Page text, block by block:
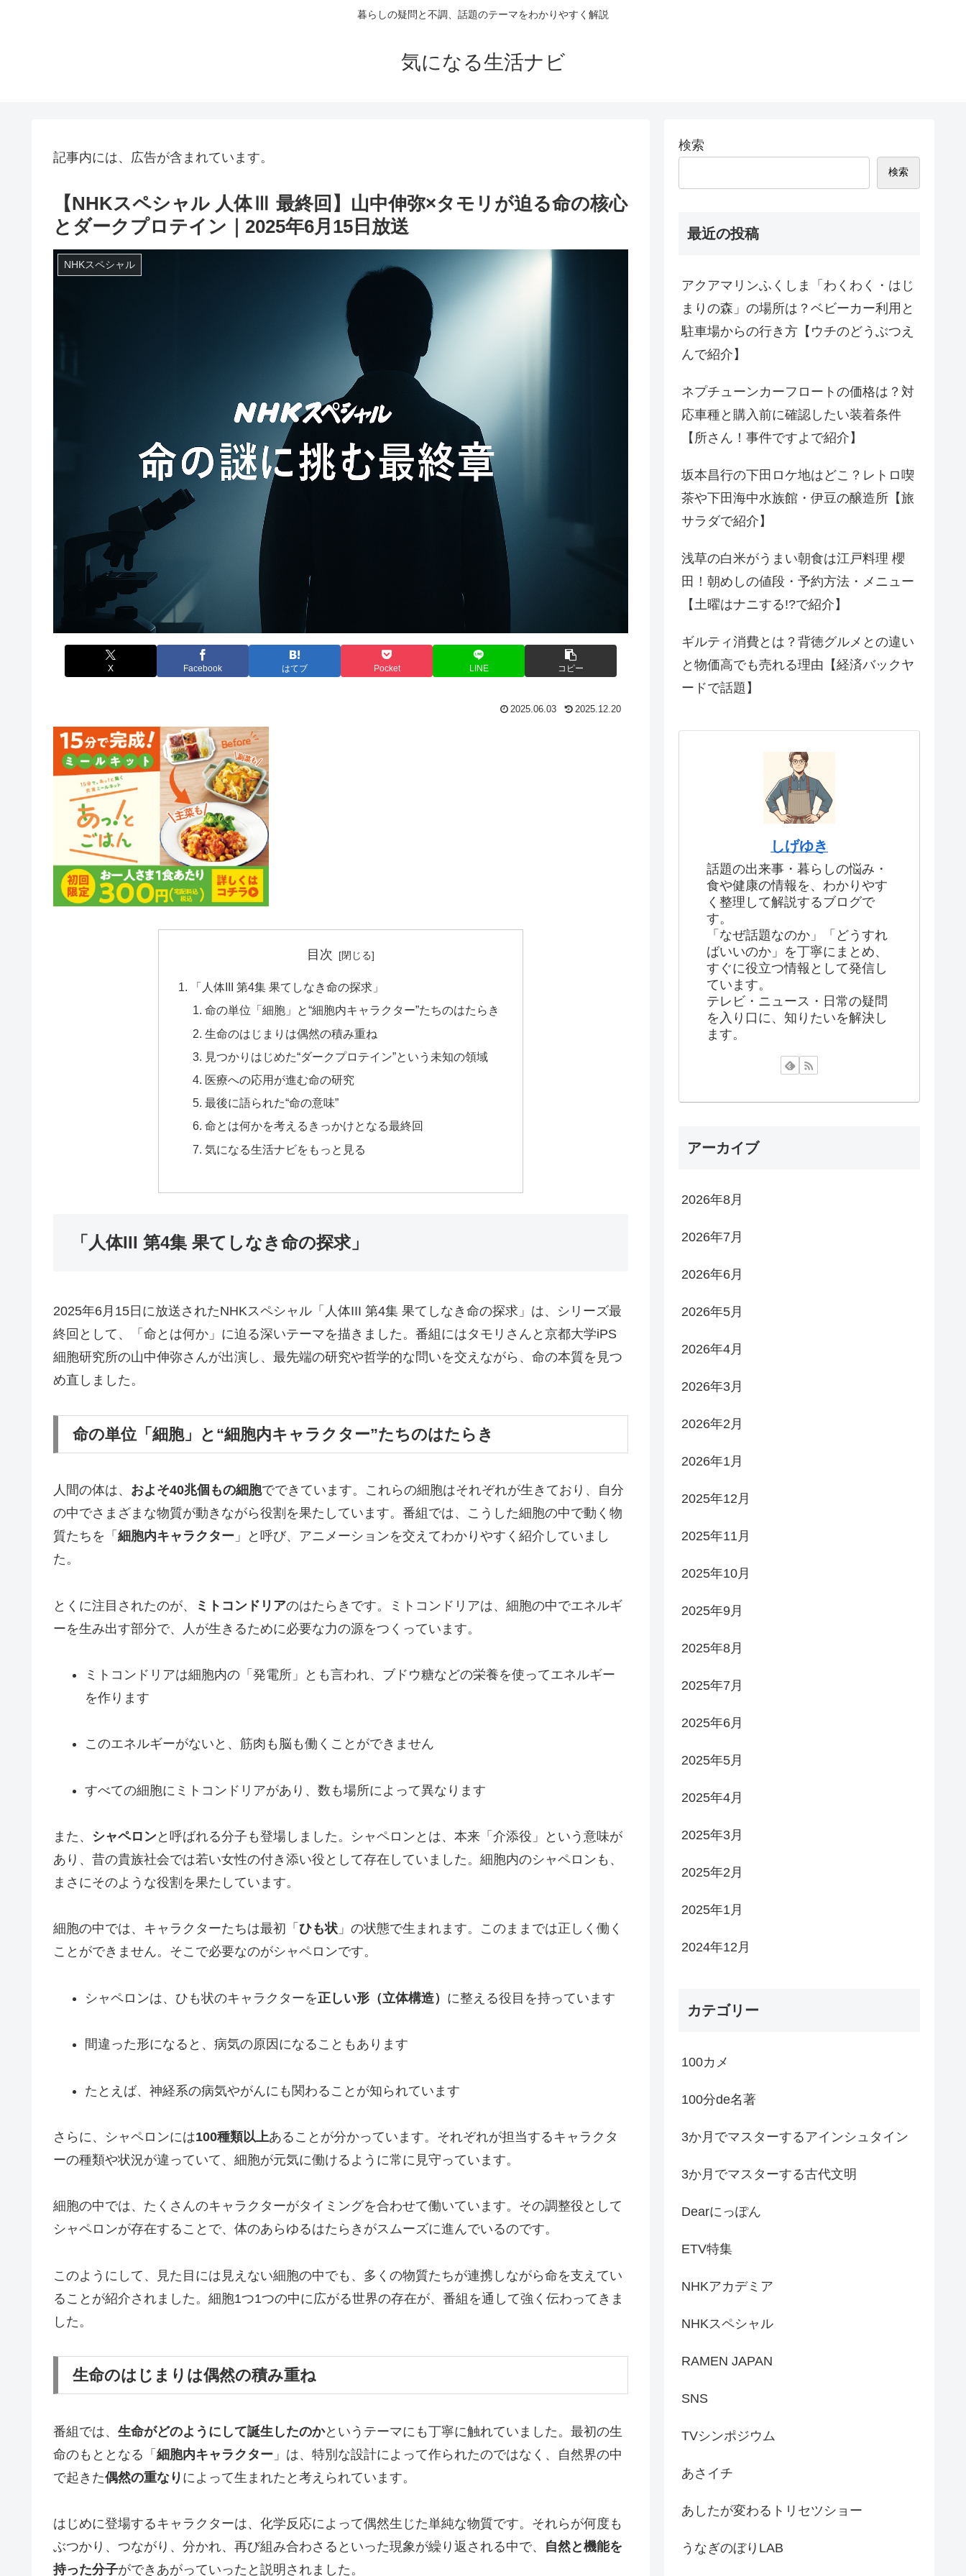
暮らしの疑問と不調、話題のテーマをわかりやすく解説
気になる生活ナビ
記事内には、広告が含まれています。
【NHKスペシャル 人体Ⅲ 最終回】山中伸弥×タモリが迫る命の核心
とダークプロテイン｜2025年6月15日放送
NHKスペシャル
X Facebook はてブ Pocket LINE コピー
2025.06.03 2025.12.20
目次
「人体III 第4集 果てしなき命の探求」
命の単位「細胞」と“細胞内キャラクター”たちのはたらき
生命のはじまりは偶然の積み重ね
見つかりはじめた“ダークプロテイン”という未知の領域
医療への応用が進む命の研究
最後に語られた“命の意味”
命とは何かを考えるきっかけとなる最終回
気になる生活ナビをもっと見る
「人体III 第4集 果てしなき命の探求」
2025年6月15日に放送されたNHKスペシャル「人体III 第4集 果てしなき命の探求」は、シリーズ最
終回として、「命とは何か」に迫る深いテーマを描きました。番組にはタモリさんと京都大学iPS
細胞研究所の山中伸弥さんが出演し、最先端の研究や哲学的な問いを交えながら、命の本質を見つ
め直しました。
命の単位「細胞」と“細胞内キャラクター”たちのはたらき
人間の体は、 およそ40兆個もの細胞でできています。これらの細胞はそれぞれが生きており、自分
の中でさまざまな物質が動きながら役割を果たしています。番組では、こうした細胞の中で動く物
質たちを「 細胞内キャラクター 」と呼び、アニメーションを交えてわかりやすく紹介していまし
た。
とくに注目されたのが、 ミトコンドリアのはたらきです。ミトコンドリアは、細胞の中でエネルギ
ーを生み出す部分で、人が生きるために必要な力の源をつくっています。
ミトコンドリアは細胞内の「発電所」とも言われ、ブドウ糖などの栄養を使ってエネルギー
を作ります
このエネルギーがないと、筋肉も脳も働くことができません
すべての細胞にミトコンドリアがあり、数も場所によって異なります
また、 シャペロンと呼ばれる分子も登場しました。シャペロンとは、本来「介添役」という意味が
あり、昔の貴族社会では若い女性の付き添い役として存在していました。細胞内のシャペロンも、
まさにそのような役割を果たしています。
細胞の中では、キャラクターたちは最初「 ひも状 」の状態で生まれます。このままでは正しく働く
ことができません。そこで必要なのがシャペロンです。
シャペロンは、ひも状のキャラクターを正しい形（立体構造） に整える役目を持っています
間違った形になると、病気の原因になることもあります
たとえば、神経系の病気やがんにも関わることが知られています
さらに、シャペロンには100種類以上あることが分かっています。それぞれが担当するキャラクタ
ーの種類や状況が違っていて、細胞が元気に働けるように常に見守っています。
細胞の中では、たくさんのキャラクターがタイミングを合わせて働いています。その調整役として
シャペロンが存在することで、体のあらゆるはたらきがスムーズに進んでいるのです。
このようにして、見た目には見えない細胞の中でも、多くの物質たちが連携しながら命を支えてい
ることが紹介されました。細胞1つ1つの中に広がる世界の存在が、番組を通して強く伝わってきま
した。
生命のはじまりは偶然の積み重ね
番組では、 生命がどのようにして誕生したのかというテーマにも丁寧に触れていました。最初の生
命のもととなる「 細胞内キャラクター 」は、特別な設計によって作られたのではなく、自然界の中
で起きた偶然の重なり によって生まれたと考えられています。
はじめに登場するキャラクターは、化学反応によって偶然生じた単純な物質です。それらが何度も
ぶつかり、つながり、分かれ、再び組み合わさるといった現象が繰り返される中で、 自然と機能を
持った分子ができあがっていったと説明されました。
検索
検索
最近の投稿
アクアマリンふくしま「わくわく・はじ
まりの森」の場所は？ベビーカー利用と
駐車場からの行き方【ウチのどうぶつえ
んで紹介】
ネプチューンカーフロートの価格は？対
応車種と購入前に確認したい装着条件
【所さん！事件ですよで紹介】
坂本昌行の下田ロケ地はどこ？レトロ喫
茶や下田海中水族館・伊豆の醸造所【旅
サラダで紹介】
浅草の白米がうまい朝食は江戸料理 櫻
田！朝めしの値段・予約方法・メニュー
【土曜はナニする!?で紹介】
ギルティ消費とは？背徳グルメとの違い
と物価高でも売れる理由【経済バックヤ
ードで話題】
しげゆき
話題の出来事・暮らしの悩み・
食や健康の情報を、わかりやす
く整理して解説するブログで
す。
「なぜ話題なのか」「どうすれ
ばいいのか」を丁寧にまとめ、
すぐに役立つ情報として発信し
ています。
テレビ・ニュース・日常の疑問
を入り口に、知りたいを解決し
ます。
アーカイブ
2026年8月
2026年7月
2026年6月
2026年5月
2026年4月
2026年3月
2026年2月
2026年1月
2025年12月
2025年11月
2025年10月
2025年9月
2025年8月
2025年7月
2025年6月
2025年5月
2025年4月
2025年3月
2025年2月
2025年1月
2024年12月
カテゴリー
100カメ
100分de名著
3か月でマスターするアインシュタイン
3か月でマスターする古代文明
Dearにっぽん
ETV特集
NHKアカデミア
NHKスペシャル
RAMEN JAPAN
SNS
TVシンポジウム
あさイチ
あしたが変わるトリセツショー
うなぎのぼりLAB